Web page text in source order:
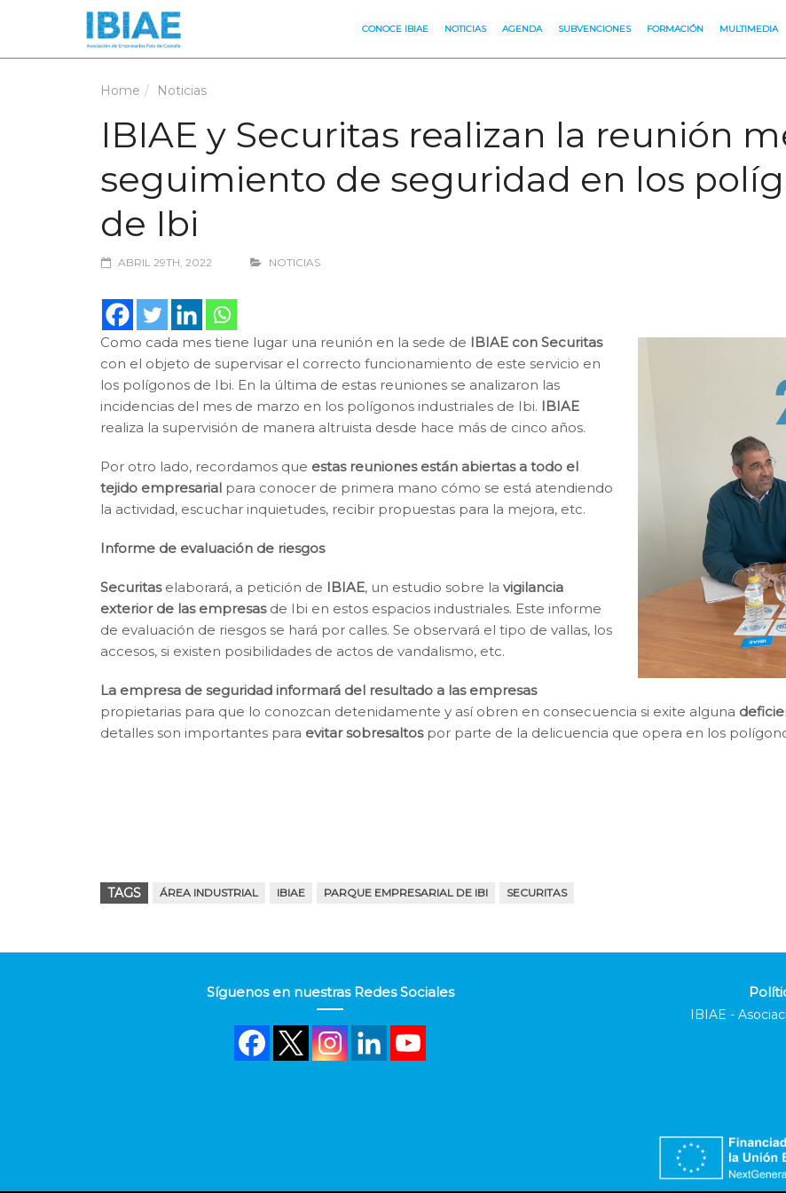
CONOCE IBIAE NOTICIAS AGENDA SUBVENCIONES FORMACIÓN MULTIMEDIA
Home Noticias
IBIAE y Securitas realizan la reunión
seguimiento de seguridad en los
de Ibi
ABRIL 29TH, 2022 NOTICIAS
Como cada mes tiene lugar una reunión en la sede de IBIAE con Securitas
con el objeto de supervisar el correcto funcionamiento de este servicio en
los polígonos de Ibi. En la última de estas reuniones se analizaron las
incidencias del mes de marzo en los polígonos industriales de Ibi. IBIAE
realiza la supervisión de manera altruista desde hace más de cinco años.
Por otro lado, recordamos que estas reuniones están abiertas a todo el
tejido empresarial para conocer de primera mano cómo se está atendiendo
la actividad, escuchar inquietudes, recibir propuestas para la mejora, etc.
Informe de evaluación de riesgos
Securitaselaborará, a petición de IBIAE, un estudio sobre la vigilancia
exterior de las empresasde Ibi en estos espacios industriales. Este informe
de evaluación de riesgos se hará por calles. Se observará el tipo de vallas, los
accesos, si existen posibilidades de actos de vandalismo, etc.
La empresa de seguridad informará del resultado a las empresas
propietarias para que lo conozcan detenidamente y así obren en consecuencia si exite alguna
detalles son importantes para evitar sobresaltospor parte de la delicuencia que opera en los
TAGS ÁREA INDUSTRIAL IBIAE PARQUE EMPRESARIAL DE IBI SECURITAS
Síguenos en nuestras Redes Sociales
IBIAE -